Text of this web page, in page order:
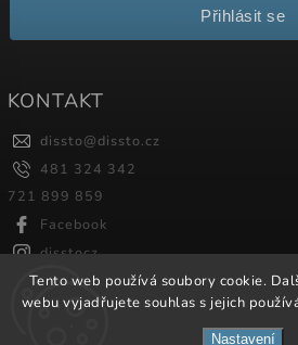
Tento web používá soubory cookie.
webu vyjadřujete souhlas s jejich
Nastavení
Přihlásit se
KONTAKT
dissto@dissto.cz
481 324 342
721 899 859
Facebook
disstocz